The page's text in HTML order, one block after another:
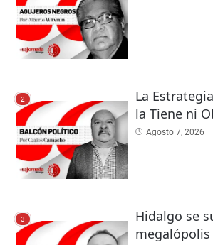
2
La
la Tiene ni
Agosto 7, 2026
3
Hidalgo se
megalópolis